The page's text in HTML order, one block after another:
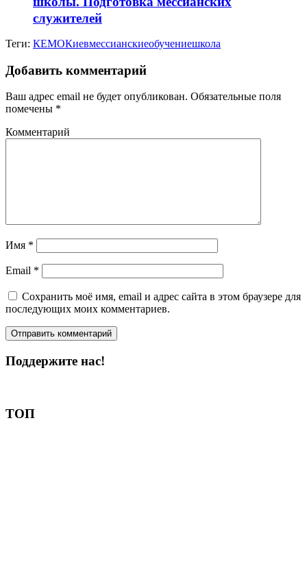
служителей
Теги: КЕМОКиевмессианскиеобучениешкола
Добавить комментарий
Ваш адрес email не будет опубликован. Обязательные поля
помечены *
Комментарий
Имя *
Email *
Сохранить моё имя, email и адрес сайта в этом браузере для
последующих моих комментариев.
Поддержите нас!
ТОП